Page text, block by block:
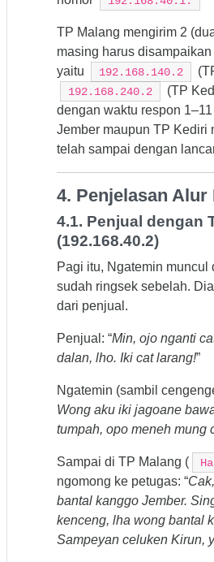
TP Malang mengirim 2
masing harus
yaitu
192.168.140.2
192.168.240.2
(TP
dengan waktu respon
Jember maupun TP Kediri
telah sampai dengan
4. Penjelasan Alur
4.1. Penjual dengan
(192.168.40.2)
Pagi itu, Ngatemin muncul
sudah ringsek sebelah.
dari penjual.
Penjual: “Min, ojo nganti
dalan, lho. Iki cat larang!”
Ngatemin (sambil
Wong aku iki jagoane
tumpah, opo meneh mung
Sampai di TP Malang (
ngomong ke petugas: “
bantal kanggo Jember.
kenceng, lha wong bantal
Sampeyan celuken Kirun,